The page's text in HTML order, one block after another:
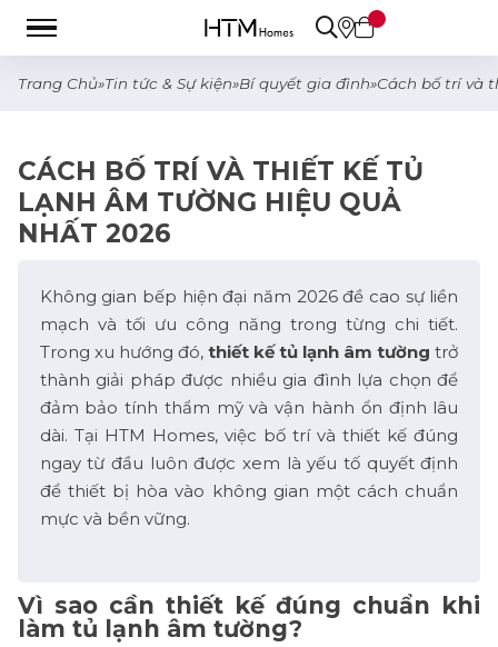
Trang Chủ»Tin tức & Sự kiện»Bí quyết gia đình»Cách bố trí và
CÁCH BỐ TRÍ VÀ THIẾT KẾ TỦ
LẠNH ÂM TƯỜNG HIỆU QUẢ
NHẤT 2026
Không gian bếp hiện đại năm 2026 đề cao sự liền
mạch và tối ưu công năng trong từng chi tiết.
Trong xu hướng đó, thiết kế tủ lạnh âm tường trở
thành giải pháp được nhiều gia đình lựa chọn để
đảm bảo tính thẩm mỹ và vận hành ổn định lâu
dài. Tại HTM Homes, việc bố trí và thiết kế đúng
ngay từ đầu luôn được xem là yếu tố quyết định
để thiết bị hòa vào không gian một cách chuẩn
mực và bền vững.
Vì sao cần thiết kế đúng chuẩn khi
làm tủ lạnh âm tường?